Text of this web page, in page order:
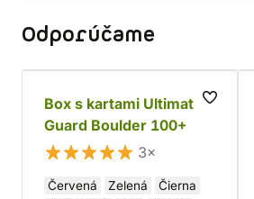
Odporúčame
Box s kartami Ultimate
Guard Boulder 100+
3×
Červená Zelená
Čierna